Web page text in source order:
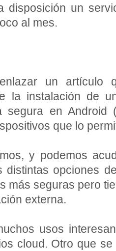
disposición un
al mes.
un artículo
la instalación de
segura en Android
que lo
y podemos
distintas opciones
más seguras pero
externa.
usos
cloud. Otro que